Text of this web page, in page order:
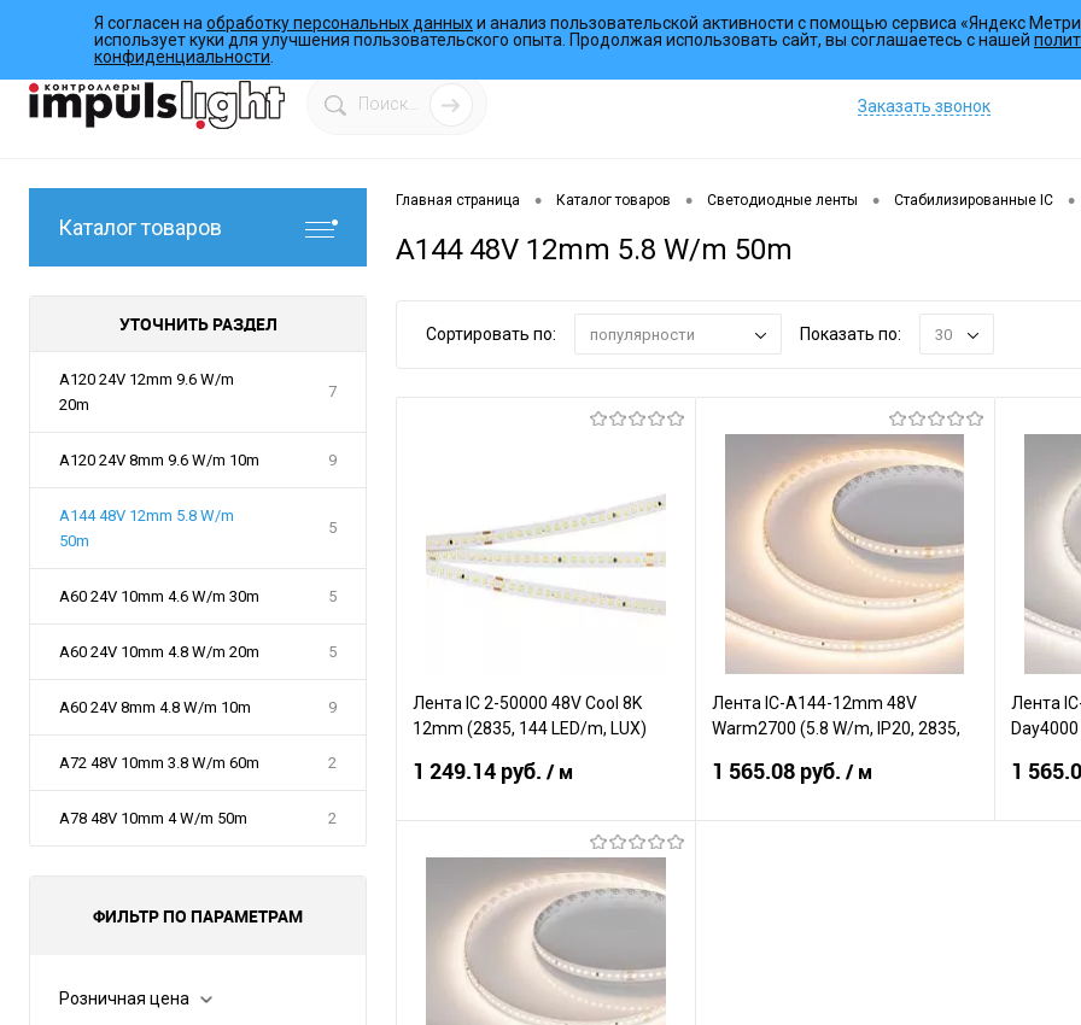
О компании Инструкции Работы Программы Коллекции Услуги
Заказать звонок
Каталог товаров
УТОЧНИТЬ РАЗДЕЛ
A120 24V 12mm 9.6 W/m
20m
7
A120 24V 8mm 9.6 W/m 10m 9
A144 48V 12mm 5.8 W/m
50m
5
A60 24V 10mm 4.6 W/m 30m 5
A60 24V 10mm 4.8 W/m 20m 5
A60 24V 8mm 4.8 W/m 10m 9
A72 48V 10mm 3.8 W/m 60m 2
A78 48V 10mm 4 W/m 50m 2
ФИЛЬТР ПО ПАРАМЕТРАМ
Розничная цена
Главная страница • Каталог товаров • Светодиодные ленты • Стабилизированные IC •
A144 48V 12mm 5.8 W/m 50m
Сортировать по: популярности Показать по: 30
Лента IC 2-50000 48V Cool 8K
12mm (2835, 144 LED/m, LUX)
1 249.14 руб. / м
В корзину
Сравнение
В избранное
В наличии
Лента IC-A144-12mm 48V
Warm2700 (5.8 W/m, IP20, 2835,
1 565.08 руб. / м
Лента
1
Я согласен на обработку персональных данныхи анализ пользовательской активности с помощью сервиса «Яндекс
использует куки для улучшения пользовательского опыта. Продолжая использовать сайт, вы соглашаетесь с нашей
конфиденциальности